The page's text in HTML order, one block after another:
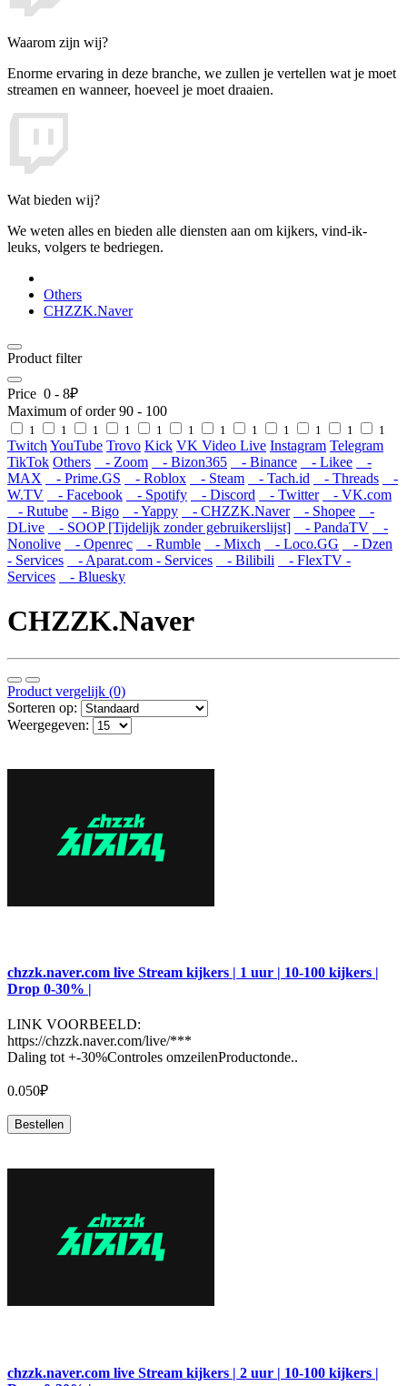
Waarom zijn wij?
Enorme ervaring in deze branche, we zullen je vertellen wat je moet
streamen en wanneer, hoeveel je moet draaien.
Wat bieden wij?
We weten alles en bieden alle diensten aan om kijkers, vind-ik-
leuks, volgers te bedriegen.
Others
CHZZK.Naver
Product filter
Price 0 - 8₽
Maximum of order90 - 100
1 1 1 1 1 1 1 1 1 1 1 1
Twitch YouTube Trovo Kick VK Video Live Instagram Telegram
TikTok Others - Zoom - Bizon365 - Binance - Likee
-
MAX
- Prime.GS - Roblox - Steam - Tach.id - Threads
-
W.TV
- Facebook - Spotify - Discord - Twitter
- VK.com
- Rutube
- Bigo - Yappy - CHZZK.Naver - Shopee
-
DLive
- SOOP [Tijdelijk zonder gebruikerslijst] - PandaTV
-
Nonolive
- Openrec - Rumble - Mixch - Loco.GG
- Dzen
- Services
- Aparat.com - Services - Bilibili
- FlexTV -
Services
- Bluesky
CHZZK.Naver
Product vergelijk (0)
Sorteren op:
Weergegeven:
chzzk.naver.com live Stream kijkers | 1 uur | 10-100 kijkers |
Drop 0-30% |
LINK VOORBEELD:
https://chzzk.naver.com/live/***
Daling tot +-30%Controles omzeilenProductonde..
0.050₽
Bestellen
chzzk.naver.com live Stream kijkers | 2 uur | 10-100 kijkers |